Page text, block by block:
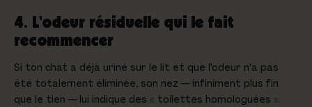
4. L'odeur résiduelle qui le fait
recommencer
Si ton chat a déjà uriné sur le lit et que l'odeur n'a pas
été totalement éliminée, son nez — infiniment plus fin
que le tien — lui indique des « toilettes homologuées ».